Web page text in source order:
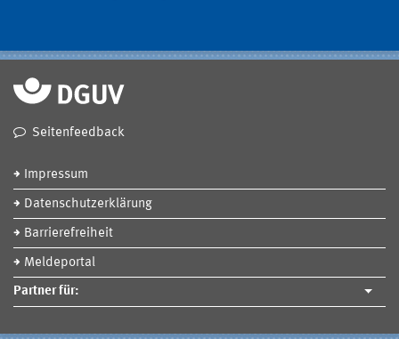
Seitenfeedback
Impressum
Datenschutzerklärung
Barrierefreiheit
Meldeportal
Partner für: